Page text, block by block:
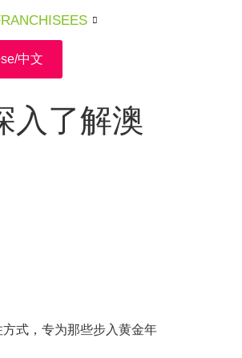
中文
入了解澳
式，专为那些步入黄金年